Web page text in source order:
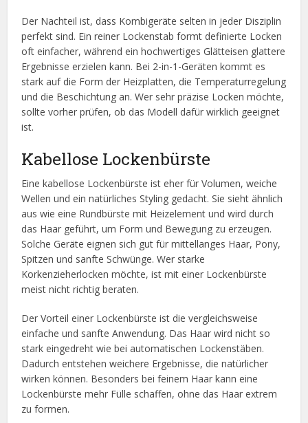
Der Nachteil ist, dass Kombigeräte selten in jeder Disziplin
perfekt sind. Ein reiner Lockenstab formt definierte Locken
oft einfacher, während ein hochwertiges Glätteisen glattere
Ergebnisse erzielen kann. Bei 2-in-1-Geräten kommt es
stark auf die Form der Heizplatten, die Temperaturregelung
und die Beschichtung an. Wer sehr präzise Locken möchte,
sollte vorher prüfen, ob das Modell dafür wirklich geeignet
ist.
Kabellose Lockenbürste
Eine kabellose Lockenbürste ist eher für Volumen, weiche
Wellen und ein natürliches Styling gedacht. Sie sieht ähnlich
aus wie eine Rundbürste mit Heizelement und wird durch
das Haar geführt, um Form und Bewegung zu erzeugen.
Solche Geräte eignen sich gut für mittellanges Haar, Pony,
Spitzen und sanfte Schwünge. Wer starke
Korkenzieherlocken möchte, ist mit einer Lockenbürste
meist nicht richtig beraten.
Der Vorteil einer Lockenbürste ist die vergleichsweise
einfache und sanfte Anwendung. Das Haar wird nicht so
stark eingedreht wie bei automatischen Lockenstäben.
Dadurch entstehen weichere Ergebnisse, die natürlicher
wirken können. Besonders bei feinem Haar kann eine
Lockenbürste mehr Fülle schaffen, ohne das Haar extrem
zu formen.